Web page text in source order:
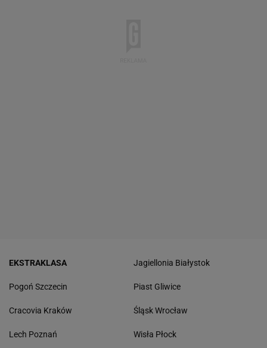
EKSTRAKLASA
Pogoń Szczecin
Cracovia Kraków
Lech Poznań
Jagiellonia Białystok
Piast Gliwice
Śląsk Wrocław
Wisła Płock